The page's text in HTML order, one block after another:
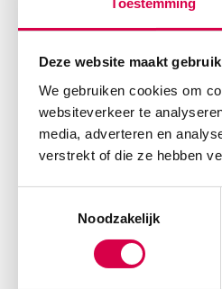
Deze website maakt
We gebruiken cookies om
websiteverkeer te
media, adverteren en
verstrekt of die ze hebben
Noodzakelijk
15cm,